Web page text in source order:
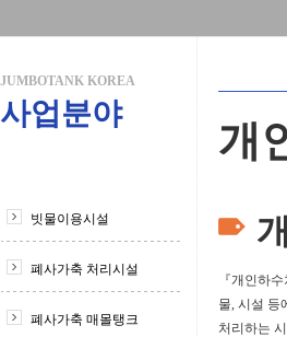
JUMBOTANK KOREA
사업분야
빗물이용시설
폐사가축 처리시설
폐사가축 매몰탱크
개
『개인하
물, 시설 등
처리하는